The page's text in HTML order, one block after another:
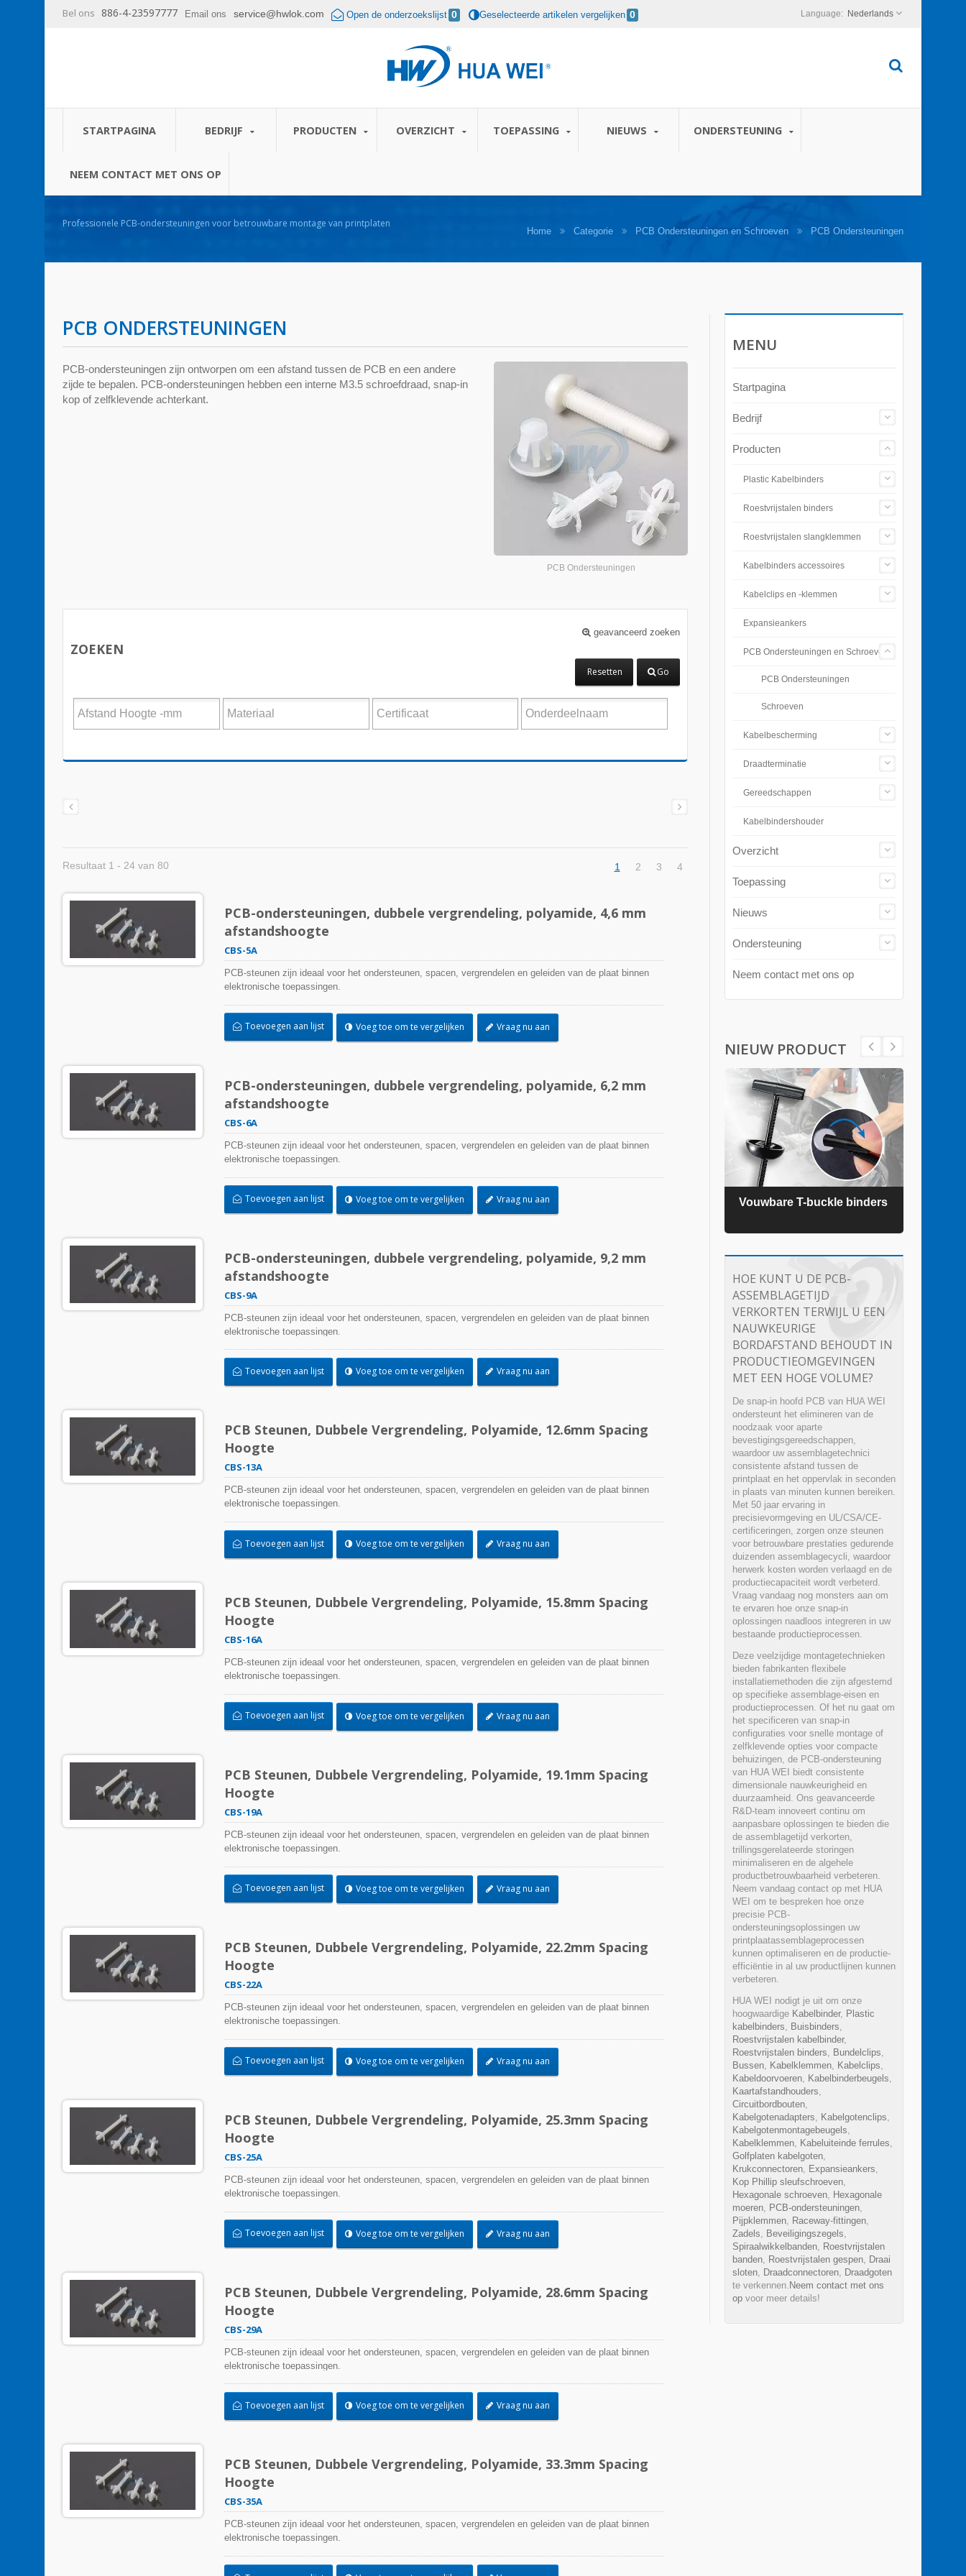
Bel ons 886-4-23597777 Email ons service@hwlok.com Open de onderzoekslijst 0 Geselecteerde artikelen vergelijken 0 Nederlands
STARTPAGINA BEDRIJF PRODUCTEN OVERZICHT TOEPASSING NIEUWS ONDERSTEUNING
NEEM CONTACT MET ONS OP
Professionele PCB-ondersteuningen voor betrouwbare montage van printplaten
Home Categorie PCB Ondersteuningen en Schroeven PCB Ondersteuningen
PCB ONDERSTEUNINGEN
PCB Ondersteuningen
PCB-ondersteuningen zijn ontworpen om een afstand tussen de PCB en een andere
zijde te bepalen. PCB-ondersteuningen hebben een interne M3.5 schroefdraad, snap-in
kop of zelfklevende achterkant.
geavanceerd zoeken
ZOEKEN
Go
Resetten
Resultaat 1 - 24 van 80 1 2 3 4
PCB-ondersteuningen, dubbele vergrendeling, polyamide, 4,6 mm
afstandshoogte
CBS-5A
PCB-steunen zijn ideaal voor het ondersteunen, spacen, vergrendelen en geleiden van de plaat binnen
elektronische toepassingen.
Toevoegen aan lijst Voeg toe om te vergelijken Vraag nu aan
PCB-ondersteuningen, dubbele vergrendeling, polyamide, 6,2 mm
afstandshoogte
CBS-6A
PCB-steunen zijn ideaal voor het ondersteunen, spacen, vergrendelen en geleiden van de plaat binnen
elektronische toepassingen.
Toevoegen aan lijst Voeg toe om te vergelijken Vraag nu aan
PCB-ondersteuningen, dubbele vergrendeling, polyamide, 9,2 mm
afstandshoogte
CBS-9A
PCB-steunen zijn ideaal voor het ondersteunen, spacen, vergrendelen en geleiden van de plaat binnen
elektronische toepassingen.
Toevoegen aan lijst Voeg toe om te vergelijken Vraag nu aan
PCB Steunen, Dubbele Vergrendeling, Polyamide, 12.6mm Spacing
Hoogte
CBS-13A
PCB-steunen zijn ideaal voor het ondersteunen, spacen, vergrendelen en geleiden van de plaat binnen
elektronische toepassingen.
Toevoegen aan lijst Voeg toe om te vergelijken Vraag nu aan
PCB Steunen, Dubbele Vergrendeling, Polyamide, 15.8mm Spacing
Hoogte
CBS-16A
PCB-steunen zijn ideaal voor het ondersteunen, spacen, vergrendelen en geleiden van de plaat binnen
elektronische toepassingen.
Toevoegen aan lijst Voeg toe om te vergelijken Vraag nu aan
PCB Steunen, Dubbele Vergrendeling, Polyamide, 19.1mm Spacing
Hoogte
CBS-19A
PCB-steunen zijn ideaal voor het ondersteunen, spacen, vergrendelen en geleiden van de plaat binnen
elektronische toepassingen.
Toevoegen aan lijst Voeg toe om te vergelijken Vraag nu aan
PCB Steunen, Dubbele Vergrendeling, Polyamide, 22.2mm Spacing
Hoogte
CBS-22A
PCB-steunen zijn ideaal voor het ondersteunen, spacen, vergrendelen en geleiden van de plaat binnen
elektronische toepassingen.
Toevoegen aan lijst Voeg toe om te vergelijken Vraag nu aan
PCB Steunen, Dubbele Vergrendeling, Polyamide, 25.3mm Spacing
Hoogte
CBS-25A
PCB-steunen zijn ideaal voor het ondersteunen, spacen, vergrendelen en geleiden van de plaat binnen
elektronische toepassingen.
Toevoegen aan lijst Voeg toe om te vergelijken Vraag nu aan
PCB Steunen, Dubbele Vergrendeling, Polyamide, 28.6mm Spacing
Hoogte
CBS-29A
PCB-steunen zijn ideaal voor het ondersteunen, spacen, vergrendelen en geleiden van de plaat binnen
elektronische toepassingen.
Toevoegen aan lijst Voeg toe om te vergelijken Vraag nu aan
PCB Steunen, Dubbele Vergrendeling, Polyamide, 33.3mm Spacing
Hoogte
CBS-35A
PCB-steunen zijn ideaal voor het ondersteunen, spacen, vergrendelen en geleiden van de plaat binnen
elektronische toepassingen.
MENU
Startpagina
Bedrijf
Producten
Plastic Kabelbinders
Roestvrijstalen binders
Roestvrijstalen slangklemmen
Kabelbinders accessoires
Kabelclips en -klemmen
Expansieankers
PCB Ondersteuningen en Schroeven
PCB Ondersteuningen
Schroeven
Kabelbescherming
Draadterminatie
Gereedschappen
Kabelbindershouder
Overzicht
Toepassing
Nieuws
Ondersteuning
Neem contact met ons op
NIEUW PRODUCT
TEFZEL® kabelbinders Vouwbare T-buckle binders
HOE KUNT U DE PCB-
ASSEMBLAGETIJD
VERKORTEN TERWIJL U EEN
NAUWKEURIGE
BORDAFSTAND BEHOUDT IN
PRODUCTIEOMGEVINGEN
MET EEN HOGE VOLUME?
De snap-in hoofd PCB van HUA WEI
ondersteunt het elimineren van de
noodzaak voor aparte
bevestigingsgereedschappen,
waardoor uw assemblagetechnici
consistente afstand tussen de
printplaat en het oppervlak in seconden
in plaats van minuten kunnen bereiken.
Met 50 jaar ervaring in
precisievormgeving en UL/CSA/CE-
certificeringen, zorgen onze steunen
voor betrouwbare prestaties gedurende
duizenden assemblagecycli, waardoor
herwerk kosten worden verlaagd en de
productiecapaciteit wordt verbeterd.
Vraag vandaag nog monsters aan om
te ervaren hoe onze snap-in
oplossingen naadloos integreren in uw
bestaande productieprocessen.
Deze veelzijdige montagetechnieken
bieden fabrikanten flexibele
installatiemethoden die zijn afgestemd
op specifieke assemblage-eisen en
productieprocessen. Of het nu gaat om
het specificeren van snap-in
configuraties voor snelle montage of
zelfklevende opties voor compacte
behuizingen, de PCB-ondersteuning
van HUA WEI biedt consistente
dimensionale nauwkeurigheid en
duurzaamheid. Ons geavanceerde
R&D-team innoveert continu om
aanpasbare oplossingen te bieden die
de assemblagetijd verkorten,
trillingsgerelateerde storingen
minimaliseren en de algehele
productbetrouwbaarheid verbeteren.
Neem vandaag contact op met HUA
WEI om te bespreken hoe onze
precisie PCB-
ondersteuningsoplossingen uw
printplaatassemblageprocessen
kunnen optimaliseren en de productie-
efficiëntie in al uw productlijnen kunnen
verbeteren.
HUA WEI nodigt je uit om onze
hoogwaardige Kabelbinder, Plastic
kabelbinders, Buisbinders,
Roestvrijstalen kabelbinder,
Roestvrijstalen binders, Bundelclips,
Bussen, Kabelklemmen, Kabelclips,
Kabeldoorvoeren, Kabelbinderbeugels,
Kaartafstandhouders,
Circuitbordbouten,
Kabelgotenadapters, Kabelgotenclips,
Kabelgotenmontagebeugels,
Kabelklemmen, Kabeluiteinde ferrules,
Golfplaten kabelgoten,
Krukconnectoren, Expansieankers,
Kop Phillip sleufschroeven,
Hexagonale schroeven, Hexagonale
moeren, PCB-ondersteuningen,
Pijpklemmen, Raceway-fittingen,
Zadels, Beveiligingszegels,
Spiraalwikkelbanden, Roestvrijstalen
banden, Roestvrijstalen gespen, Draai
sloten, Draadconnectoren, Draadgoten
te verkennen. Neem contact met ons
op voor meer details!